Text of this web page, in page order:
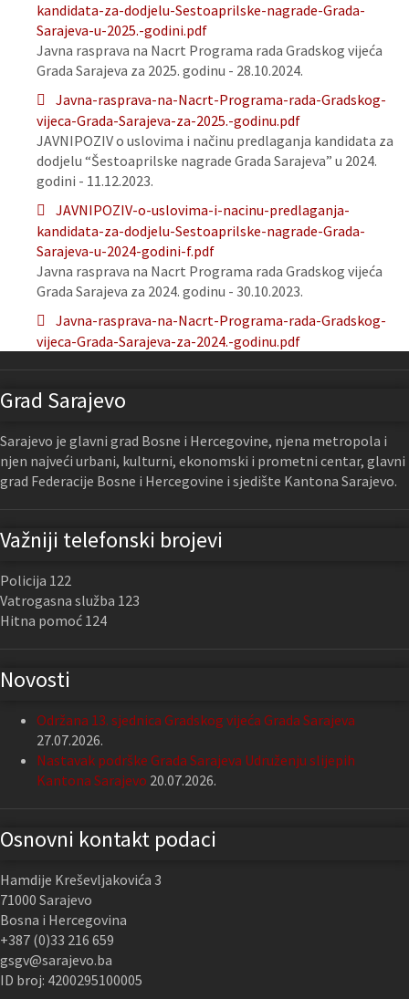
kandidata-za-dodjelu-Sestoaprilske-nagrade-Grada-
Sarajeva-u-2025.-godini.pdf
Javna rasprava na Nacrt Programa rada Gradskog vijeća
Grada Sarajeva za 2025. godinu - 28.10.2024.
Javna-rasprava-na-Nacrt-Programa-rada-Gradskog-
vijeca-Grada-Sarajeva-za-2025.-godinu.pdf
JAVNIPOZIV o uslovima i načinu predlaganja kandidata za
dodjelu “Šestoaprilske nagrade Grada Sarajeva” u 2024.
godini - 11.12.2023.
JAVNIPOZIV-o-uslovima-i-nacinu-predlaganja-
kandidata-za-dodjelu-Sestoaprilske-nagrade-Grada-
Sarajeva-u-2024-godini-f.pdf
Javna rasprava na Nacrt Programa rada Gradskog vijeća
Grada Sarajeva za 2024. godinu - 30.10.2023.
Javna-rasprava-na-Nacrt-Programa-rada-Gradskog-
vijeca-Grada-Sarajeva-za-2024.-godinu.pdf
Grad Sarajevo
Sarajevo je glavni grad Bosne i Hercegovine, njena metropola i
njen najveći urbani, kulturni, ekonomski i prometni centar, glavni
grad Federacije Bosne i Hercegovine i sjedište Kantona Sarajevo.
Važniji telefonski brojevi
Policija 122
Vatrogasna služba 123
Hitna pomoć 124
Novosti
Održana 13. sjednica Gradskog vijeća Grada Sarajeva
27.07.2026.
Nastavak podrške Grada Sarajeva Udruženju slijepih
Kantona Sarajevo 20.07.2026.
Osnovni kontakt podaci
Hamdije Kreševljakovića 3
71000 Sarajevo
Bosna i Hercegovina
+387 (0)33 216 659
gsgv@sarajevo.ba
ID broj: 4200295100005